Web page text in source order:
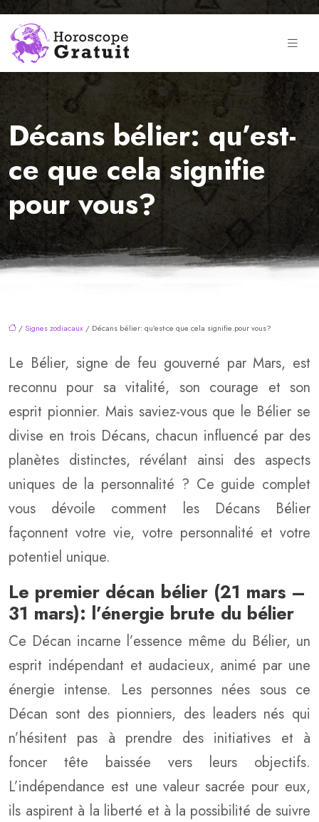
Décans bélier: qu’est-
ce que cela signifie
pour vous?
/ Signes zodiacaux / Décans bélier: qu’est-ce que cela signifie pour vous?
Le Bélier, signe de feu gouverné par Mars, est
reconnu pour sa vitalité, son courage et son
esprit pionnier. Mais saviez-vous que le Bélier se
divise en trois Décans, chacun influencé par des
planètes distinctes, révélant ainsi des aspects
uniques de la personnalité ? Ce guide complet
vous dévoile comment les Décans Bélier
façonnent votre vie, votre personnalité et votre
potentiel unique.
Le premier décan bélier (21 mars –
31 mars): l’énergie brute du bélier
Ce Décan incarne l’essence même du Bélier, un
esprit indépendant et audacieux, animé par une
énergie intense. Les personnes nées sous ce
Décan sont des pionniers, des leaders nés qui
n’hésitent pas à prendre des initiatives et à
foncer tête baissée vers leurs objectifs.
L’indépendance est une valeur sacrée pour eux,
ils aspirent à la liberté et à la possibilité de suivre